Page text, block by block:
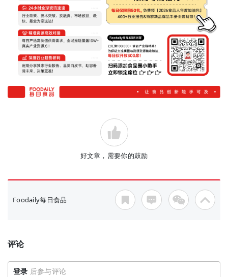
好文章，需要你的鼓励
Foodaily每日食品
评论
登录 后参与评论